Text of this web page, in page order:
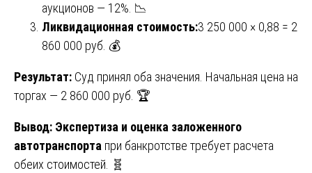
аукционов — 12%. 📉
Ликвидационная стоимость:3 250 000 × 0,88 = 2
860 000 руб. 💰
Результат: Суд принял оба значения. Начальная цена на
торгах — 2 860 000 руб. 🏆
Вывод: Экспертиза и оценка заложенного
автотранспорта при банкротстве требует расчета
обеих стоимостей. 🧬